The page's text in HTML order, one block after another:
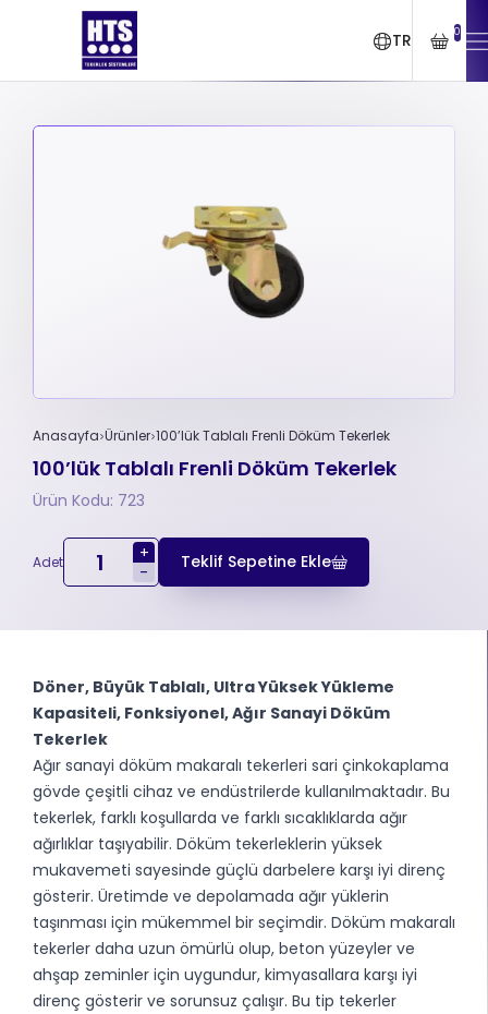
TR 0
Anasayfa Ürünler 100’lük Tablalı Frenli Döküm Tekerlek
100’lük Tablalı Frenli Döküm Tekerlek
Ürün Kodu: 723
Adet
+
-
Teklif Sepetine Ekle
Döner, Büyük Tablalı, Ultra Yüksek Yükleme
Kapasiteli, Fonksiyonel, Ağır Sanayi Döküm
Tekerlek
Ağır sanayi döküm makaralı tekerleri sari çinkokaplama
gövde çeşitli cihaz ve endüstrilerde kullanılmaktadır. Bu
tekerlek, farklı koşullarda ve farklı sıcaklıklarda ağır
ağırlıklar taşıyabilir. Döküm tekerleklerin yüksek
mukavemeti sayesinde güçlü darbelere karşı iyi direnç
gösterir. Üretimde ve depolamada ağır yüklerin
taşınması için mükemmel bir seçimdir. Döküm makaralı
tekerler daha uzun ömürlü olup, beton yüzeyler ve
ahşap zeminler için uygundur, kimyasallara karşı iyi
direnç gösterir ve sorunsuz çalışır. Bu tip tekerler